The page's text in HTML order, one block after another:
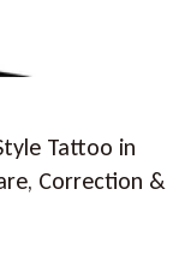
Tattoo in
Correction &